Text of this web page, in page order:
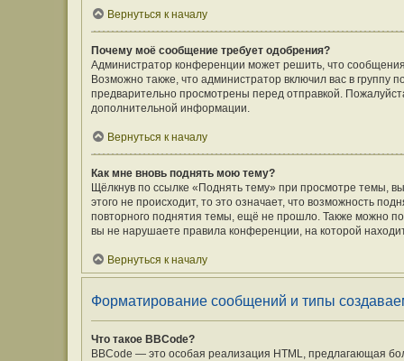
Вернуться к началу
Почему моё сообщение требует одобрения?
Администратор конференции может решить, что
Возможно также, что администратор включил вас в
предварительно просмотрены перед отправкой.
дополнительной информации.
Вернуться к началу
Как мне вновь поднять мою тему?
Щёлкнув по ссылке «Поднять тему» при просмотре темы,
этого не происходит, то это означает, что возможность
повторного поднятия темы, ещё не прошло. Также можно
вы не нарушаете правила конференции, на которой
Вернуться к началу
Форматирование сообщений и типы
Что такое BBCode?
BBCode — это особая реализация HTML, предлагающая